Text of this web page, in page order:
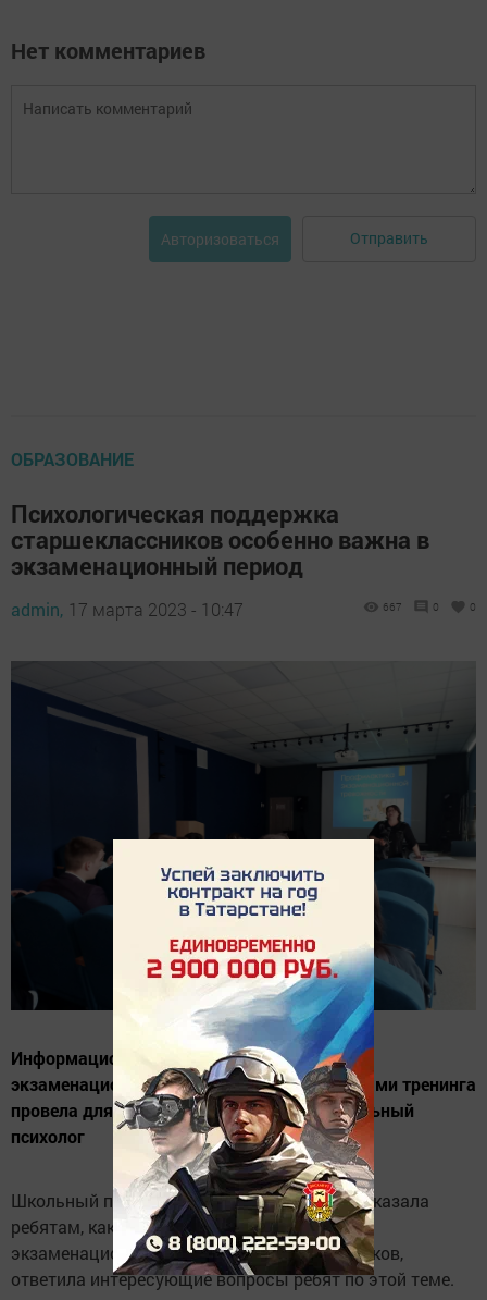
Нет комментариев
Авторизоваться Отправить
ОБРАЗОВАНИЕ
Психологическая поддержка
старшеклассников особенно важна в
экзаменационный период
admin, 17 марта 2023 - 10:47 667 0 0
Информационный час «Профилактика
экзаменационной тревожности» с элементами тренинга
провела для одиннадцатиклассников школьный
психолог
Школьный психолог Гульнара Хазеева рассказала
ребятам, как можно снизить стресс в
экзаменационный период у старшеклассников,
ответила интересующие вопросы ребят по этой теме.